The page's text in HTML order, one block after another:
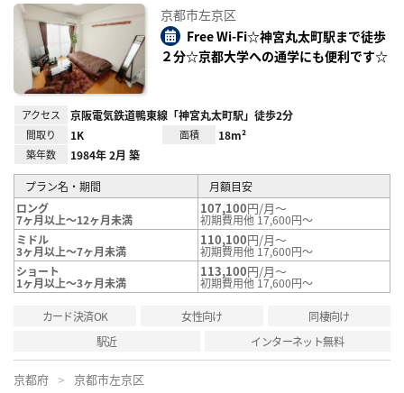
録
京都市左京区
Free Wi-Fi☆神宮丸太町駅まで徒歩
２分☆京都大学への通学にも便利です☆
アクセス 京阪電気鉄道鴨東線「神宮丸太町駅」徒歩2分
間取り 1K 面積 18m²
築年数 1984年 2月 築
プラン名・期間
月額目安
ロング
7ヶ月以上～12ヶ月未満
107,100円/月～
初期費用他 17,600円～
ミドル
3ヶ月以上～7ヶ月未満
110,100円/月～
初期費用他 17,600円～
ショート
1ヶ月以上～3ヶ月未満
113,100円/月～
初期費用他 17,600円～
カード決済OK 女性向け
同棲向け
駅近
インターネット無料
京都府 京都市左京区